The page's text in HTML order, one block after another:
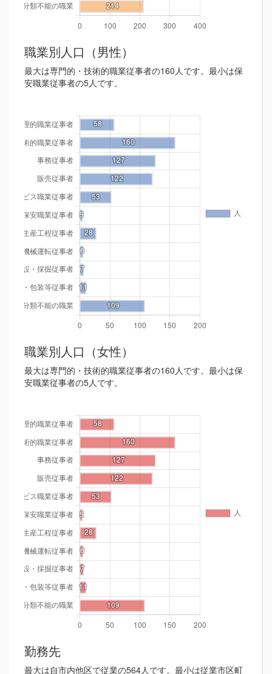
職業別人口（男性）
最大は専門的・技術的職業従事者の160人です。最小は保
安職業従事者の5人です。
職業別人口（女性）
最大は専門的・技術的職業従事者の160人です。最小は保
安職業従事者の5人です。
勤務先
最大は自市内他区で従業の564人です。最小は従業市区町